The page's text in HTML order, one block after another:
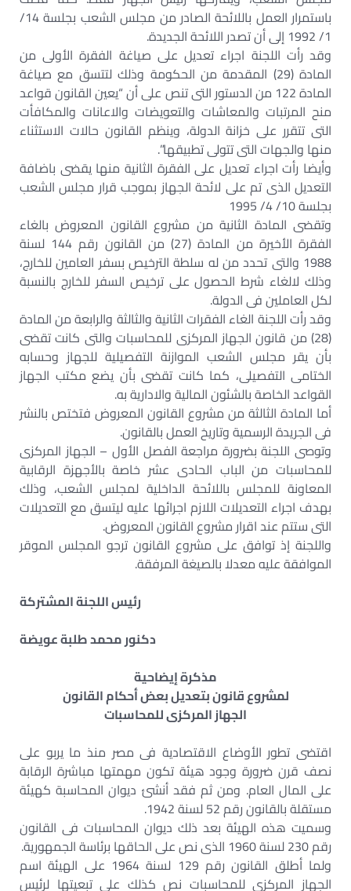
باستمرار العمل باللائحة الصادر من مجلس الشعب بجلسة 14/
1/ 1992 إلى أن تصدر اللائحة الجديدة.
وقد رأت اللجنة اجراء تعديل على صياغة الفقرة الأولى من
المادة (29) المقدمة من الحكومة وذلك لتتسق مع صياغة
المادة 122 من الدستور التى تنص على أن “يعين القانون قواعد
منح المرتبات والمعاشات والتعويضات والاعانات والمكافأت
التى تتقرر على خزانة الدولة، وينظم القانون حالات الاستثناء
منها والجهات التى تتولى تطبيقها”.
وأيضا رأت اجراء تعديل على الفقرة الثانية منها يقضى باضافة
التعديل الذى تم على لائحة الجهاز بموجب قرار مجلس الشعب
بجلسة 10/ 4/ 1995
وتقضى المادة الثانية من مشروع القانون المعروض بالغاء
الفقرة الأخيرة من المادة (27) من القانون رقم 144 لسنة
1988 والتى تحدد من له سلطة الترخيص بسفر العامين للخارج،
وذلك لالغاء شرط الحصول على ترخيص السفر للخارج بالنسبة
لكل العاملين فى الدولة.
وقد رأت اللجنة الغاء الفقرات الثانية والثالثة والرابعة من المادة
(28) من قانون الجهاز المركزى للمحاسبات والتى كانت تقضى
بأن يقر مجلس الشعب الموازنة التفصيلية للجهاز وحسابه
الختامى التفصيلى، كما كانت تقضى بأن يضع مكتب الجهاز
القواعد الخاصة بالشئون المالية والادارية به.
أما المادة الثالثة من مشروع القانون المعروض فتختص بالنشر
فى الجريدة الرسمية وتاريخ العمل بالقانون.
وتوصى اللجنة بضرورة مراجعة الفصل الأول – الجهاز المركزى
للمحاسبات من الباب الحادى عشر خاصة بالأجهزة الرقابية
المعاونة للمجلس باللائحة الداخلية لمجلس الشعب، وذلك
بهدف اجراء التعديلات اللازم اجرائها عليه ليتسق مع التعديلات
التى ستتم عند اقرار مشروع القانون المعروض.
واللجنة إذ توافق على مشروع القانون ترجو المجلس الموقر
الموافقة عليه معدلا بالصيغة المرفقة.
رئيس اللجنة المشتركة
دكنور محمد طلبة عويضة
مذكرة إيضاحية
لمشروع قانون بتعديل بعض أحكام القانون
الجهاز المركزى للمحاسبات
اقتضى تطور الأوضاع الاقتصادية فى مصر منذ ما يربو على
نصف قرن ضرورة وجود هيئة تكون مهمتها مباشرة الرقابة
على المال العام. ومن ثم فقد أنشئ ديوان المحاسبة كهيئة
مستقلة بالقانون رقم 52 لسنة 1942.
وسميت هذه الهيئة بعد ذلك ديوان المحاسبات فى القانون
رقم 230 لسنة 1960 الذى نص على الحاقها برئاسة الجمهورية.
ولما أطلق القانون رقم 129 لسنة 1964 على الهيئة اسم
الجهاز المركزى للمحاسبات نص كذلك على تبعيتها لرئيس